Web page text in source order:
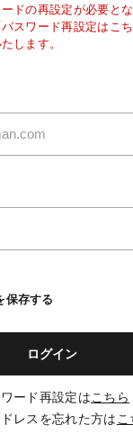
ドの再設定が必要と
スワード再設定はこ
します。
保存する
ログイン
ード再設定はこちら
レスを忘れた方は こ